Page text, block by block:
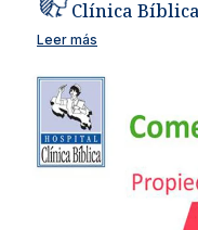
Clínica Bíblica
Leer más